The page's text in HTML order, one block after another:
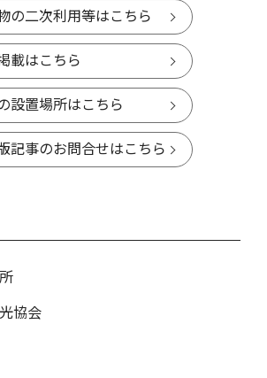
の二次利用等はこちら
載はこちら
設置場所はこちら
記事のお問合せはこちら
協会